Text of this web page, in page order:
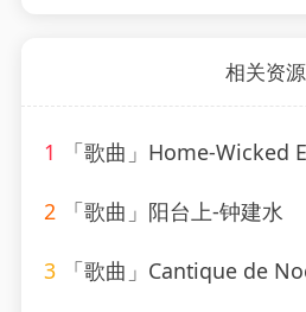
相关资源
1 「歌曲」Home-Wicked
2 「歌曲」阳台上-钟建水
3 「歌曲」Cantique de Noel-Georges